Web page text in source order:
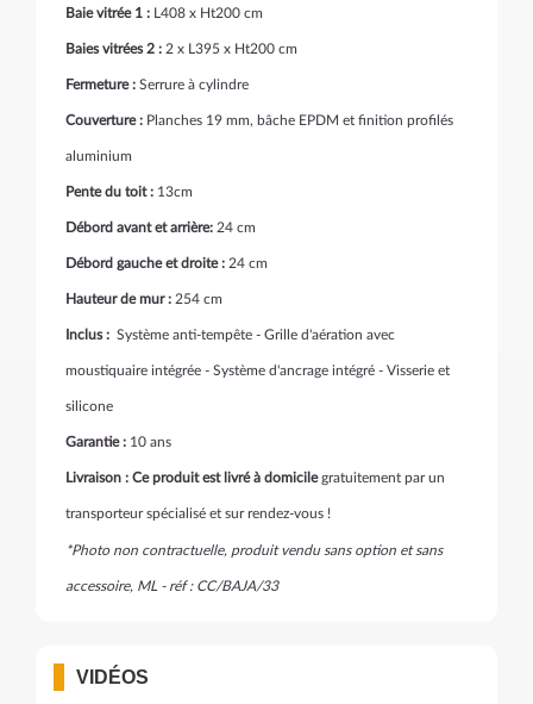
Baie vitrée 1 : L408 x Ht200 cm
Baies vitrées 2 : 2 x L395 x Ht200 cm
Fermeture : Serrure à cylindre
Couverture : Planches 19 mm, bâche EPDM et finition profilés
aluminium
Pente du toit : 13cm
Débord avant et arrière: 24 cm
Débord gauche et droite : 24 cm
Hauteur de mur : 254 cm
Inclus : Système anti-tempête - Grille d'aération avec
moustiquaire intégrée - Système d'ancrage intégré - Visserie et
silicone
Garantie : 10 ans
Livraison : Ce produit est livré à domicilegratuitement par un
transporteur spécialisé et sur rendez-vous !
*Photo non contractuelle, produit vendu sans option et sans
accessoire, ML - réf : CC/BAJA/33
VIDÉOS